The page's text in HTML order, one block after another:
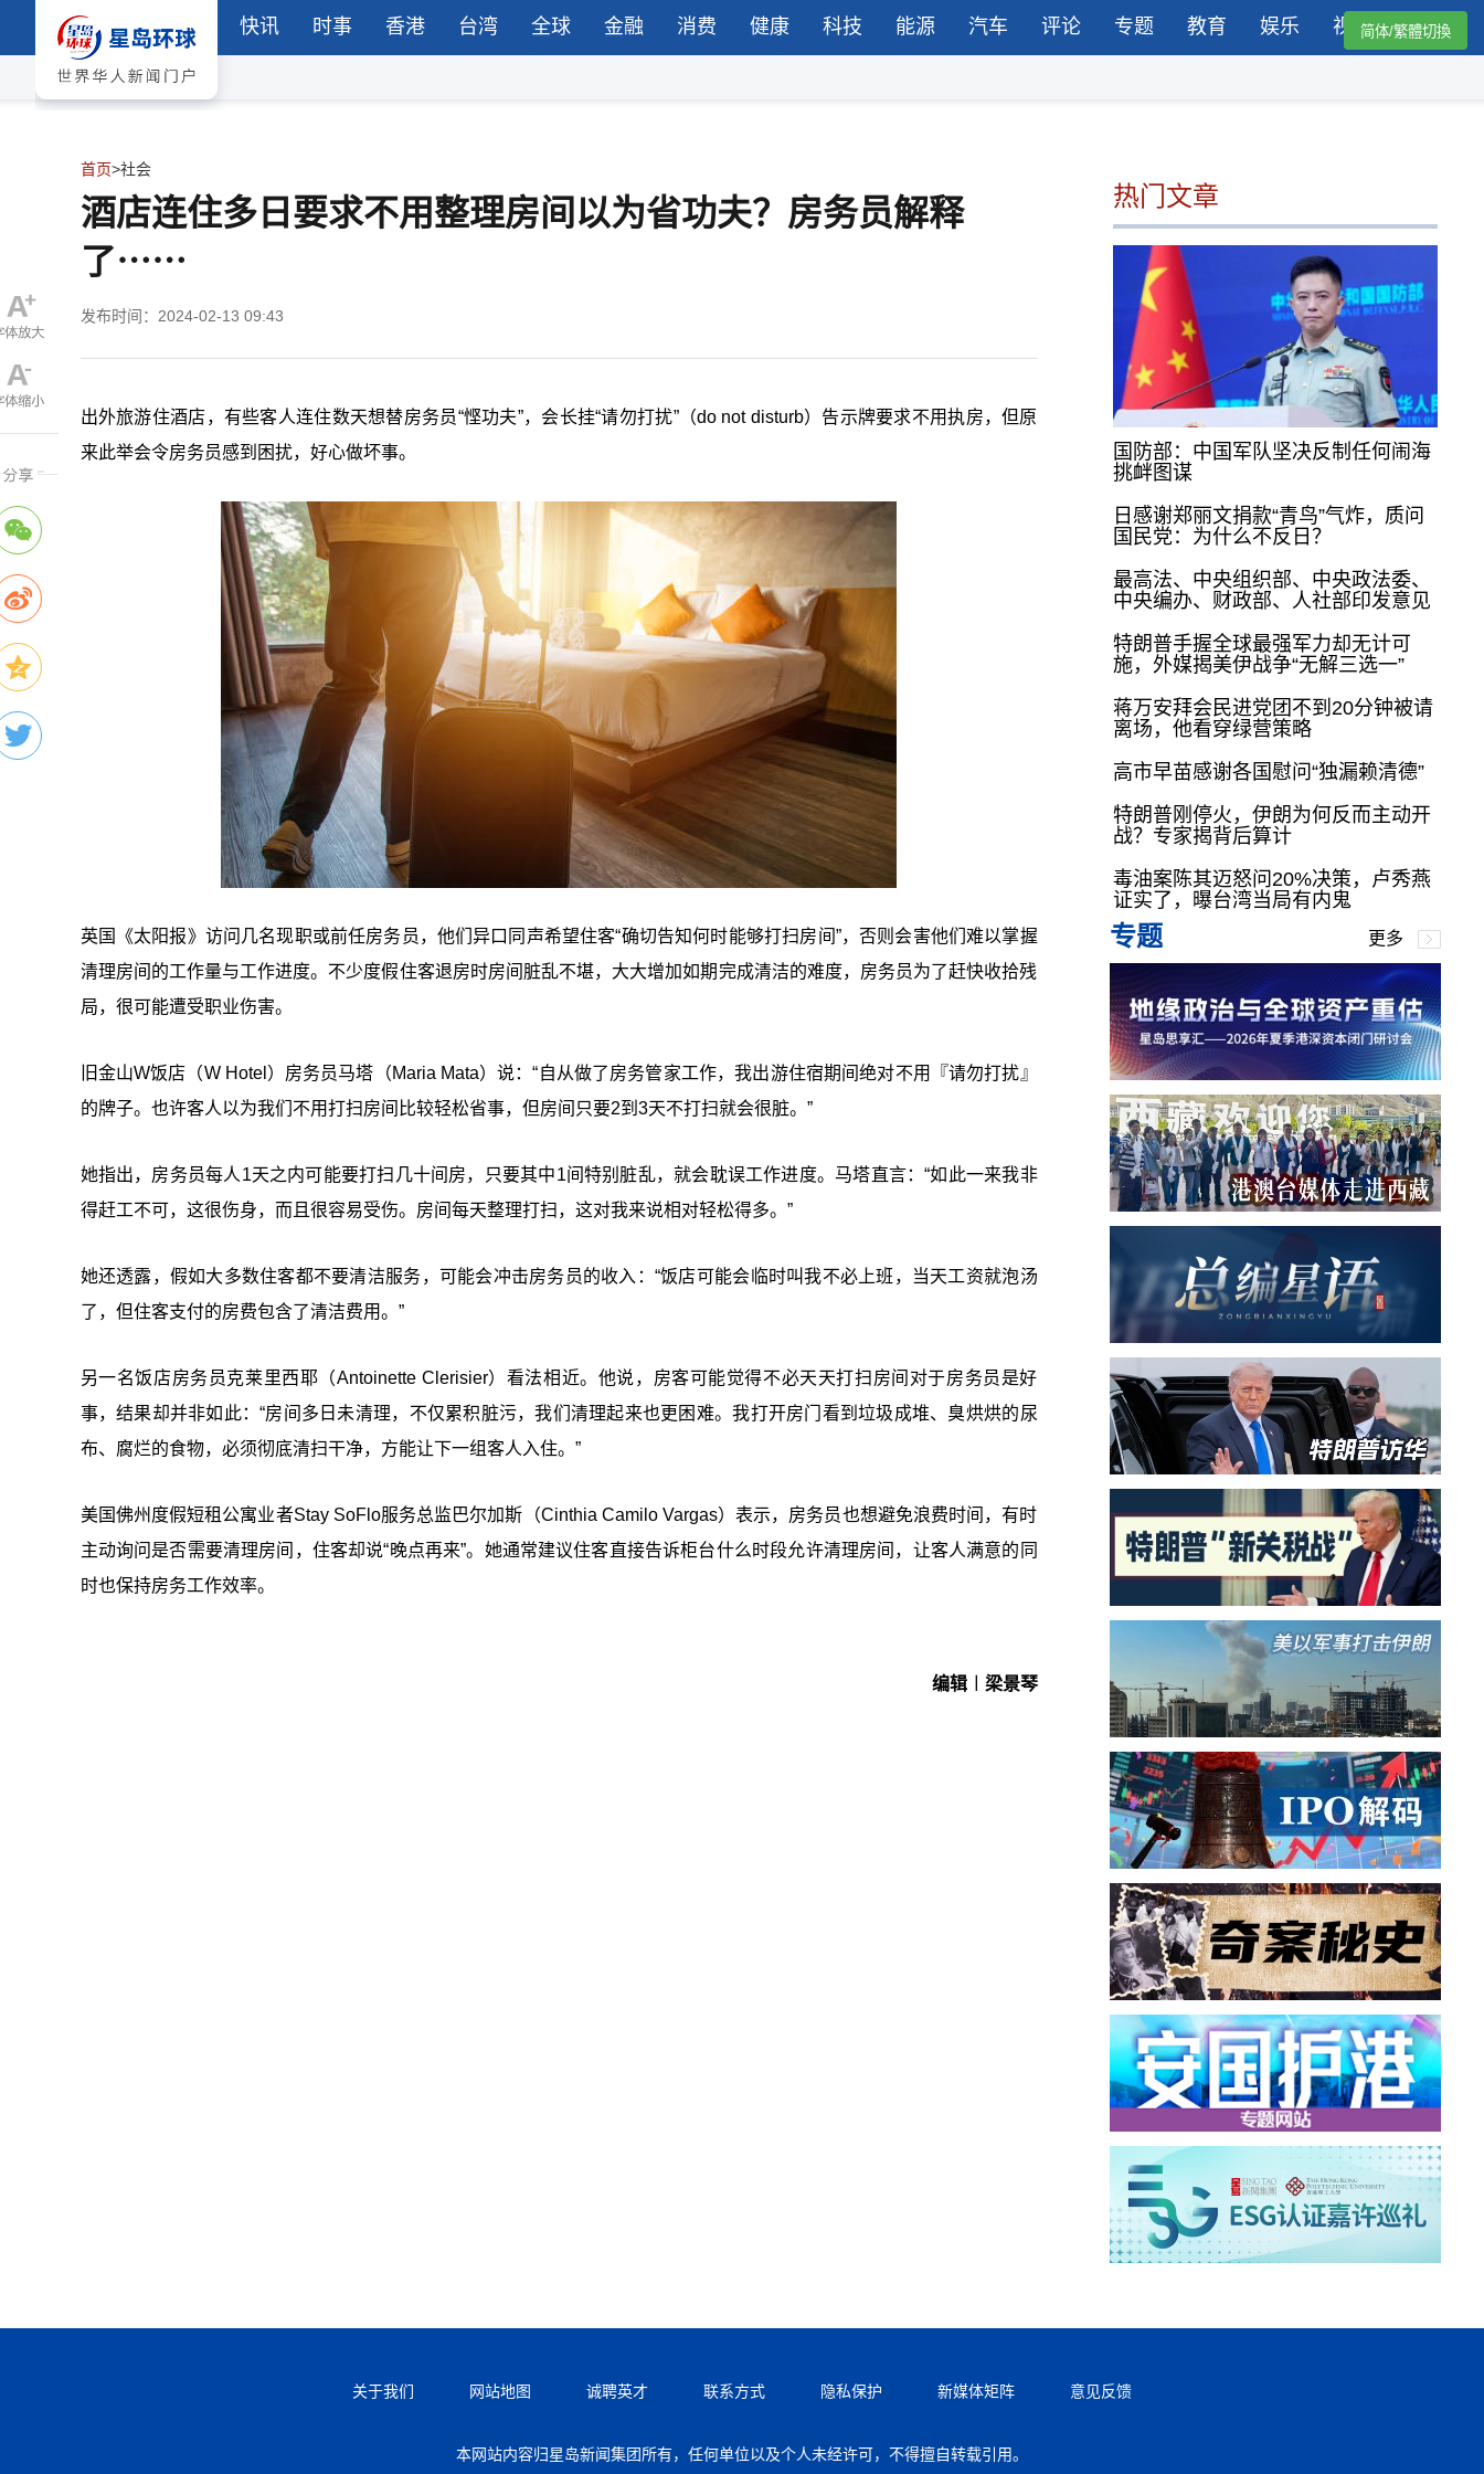
快讯 时事 香港 台湾 全球 金融 消费 健康 科技 能源 汽车 评论 专题 教育 娱乐 视频简体/繁體切換
首页>社会
酒店连住多日要求不用整理房间以为省功夫？房务员解释
了⋯⋯
发布时间：2024-02-13 09:43
出外旅游住酒店，有些客人连住数天想替房务员“悭功夫”，会长挂“请勿打扰”（do not disturb）告示牌要求不用执房，但原
来此举会令房务员感到困扰，好心做坏事。
英国《太阳报》访问几名现职或前任房务员，他们异口同声希望住客“确切告知何时能够打扫房间”，否则会害他们难以掌握
清理房间的工作量与工作进度。不少度假住客退房时房间脏乱不堪，大大增加如期完成清洁的难度，房务员为了赶快收拾残
局，很可能遭受职业伤害。
旧金山W饭店（W Hotel）房务员马塔（Maria Mata）说：“自从做了房务管家工作，我出游住宿期间绝对不用『请勿打扰』
的牌子。也许客人以为我们不用打扫房间比较轻松省事，但房间只要2到3天不打扫就会很脏。”
她指出，房务员每人1天之内可能要打扫几十间房，只要其中1间特别脏乱，就会耽误工作进度。马塔直言：“如此一来我非
得赶工不可，这很伤身，而且很容易受伤。房间每天整理打扫，这对我来说相对轻松得多。”
她还透露，假如大多数住客都不要清洁服务，可能会冲击房务员的收入：“饭店可能会临时叫我不必上班，当天工资就泡汤
了，但住客支付的房费包含了清洁费用。”
另一名饭店房务员克莱里西耶（Antoinette Clerisier）看法相近。他说，房客可能觉得不必天天打扫房间对于房务员是好
事，结果却并非如此：“房间多日未清理，不仅累积脏污，我们清理起来也更困难。我打开房门看到垃圾成堆、臭烘烘的尿
布、腐烂的食物，必须彻底清扫干净，方能让下一组客人入住。”
美国佛州度假短租公寓业者Stay SoFlo服务总监巴尔加斯（Cinthia Camilo Vargas）表示，房务员也想避免浪费时间，有时
主动询问是否需要清理房间，住客却说“晚点再来”。她通常建议住客直接告诉柜台什么时段允许清理房间，让客人满意的同
时也保持房务工作效率。
编辑︱梁景琴
热门文章
国防部：中国军队坚决反制任何闹海
挑衅图谋
日感谢郑丽文捐款“青鸟”气炸，质问
国民党：为什么不反日？
最高法、中央组织部、中央政法委、
中央编办、财政部、人社部印发意见
特朗普手握全球最强军力却无计可
施，外媒揭美伊战争“无解三选一”
蒋万安拜会民进党团不到20分钟被请
离场，他看穿绿营策略
高市早苗感谢各国慰问“独漏赖清德”
特朗普刚停火，伊朗为何反而主动开
战？专家揭背后算计
毒油案陈其迈怒问20%决策，卢秀燕
证实了，曝台湾当局有内鬼
专题 更多
关于我们 网站地图 诚聘英才 联系方式 隐私保护 新媒体矩阵 意见反馈
本网站内容归星岛新闻集团所有，任何单位以及个人未经许可，不得擅自转载引用。